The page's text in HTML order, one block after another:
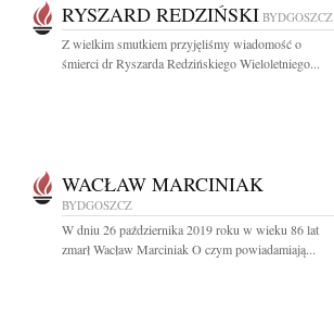
RYSZARD REDZIŃSKI BYDGOSZCZ
Z wielkim smutkiem przyjęliśmy wiadomość o
śmierci dr Ryszarda Redzińskiego Wieloletniego...
WACŁAW MARCINIAK
BYDGOSZCZ
W dniu 26 października 2019 roku w wieku 86 lat
zmarł Wacław Marciniak O czym powiadamiają...